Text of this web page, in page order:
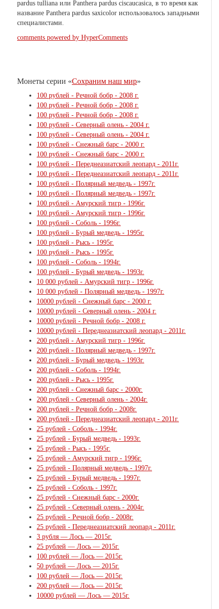
pardus tulliana или Panthera pardus ciscaucasica, в то время как
название Panthera pardus saxicolor использовалось западными
специалистами.
comments powered by HyperComments
Монеты серии «Сохраним наш мир»
100 рублей - Речной бобр - 2008 г.
100 рублей - Речной бобр - 2008 г.
100 рублей - Речной бобр - 2008 г.
100 рублей - Северный олень - 2004 г.
100 рублей - Северный олень - 2004 г.
100 рублей - Снежный барс - 2000 г.
100 рублей - Снежный барс - 2000 г.
100 рублей - Переднеазиатский леопард - 2011г.
100 рублей - Переднеазиатский леопард - 2011г.
100 рублей - Полярный медведь - 1997г.
100 рублей - Полярный медведь - 1997г.
100 рублей - Амурский тигр - 1996г.
100 рублей - Амурский тигр - 1996г.
100 рублей - Соболь - 1996г.
100 рублей - Бурый медведь - 1995г.
100 рублей - Рысь - 1995г.
100 рублей - Рысь - 1995г.
100 рублей - Соболь - 1994г.
100 рублей - Бурый медведь - 1993г.
10 000 рублей - Амурский тигр - 1996г.
10 000 рублей - Полярный медведь - 1997г.
10000 рублей - Снежный барс - 2000 г.
10000 рублей - Северный олень - 2004 г.
10000 рублей - Речной бобр - 2008 г.
10000 рублей - Переднеазиатский леопард - 2011г.
200 рублей - Амурский тигр - 1996г.
200 рублей - Полярный медведь - 1997г.
200 рублей - Бурый медведь - 1993г.
200 рублей - Соболь - 1994г.
200 рублей - Рысь - 1995г.
200 рублей - Снежный барс - 2000г.
200 рублей - Северный олень - 2004г.
200 рублей - Речной бобр - 2008г.
200 рублей - Переднеазиатский леопард - 2011г.
25 рублей - Соболь - 1994г.
25 рублей - Бурый медведь - 1993г.
25 рублей - Рысь - 1995г.
25 рублей - Амурский тигр - 1996г.
25 рублей - Полярный медведь - 1997г.
25 рублей - Бурый медведь - 1997г.
25 рублей - Соболь - 1997г.
25 рублей - Снежный барс - 2000г.
25 рублей - Северный олень - 2004г.
25 рублей - Речной бобр - 2008г.
25 рублей - Переднеазиатский леопард - 2011г.
3 рубля — Лось — 2015г.
25 рублей — Лось — 2015г.
100 рублей — Лось — 2015г.
50 рублей — Лось — 2015г.
100 рублей — Лось — 2015г.
200 рублей — Лось — 2015г.
10000 рублей — Лось — 2015г.